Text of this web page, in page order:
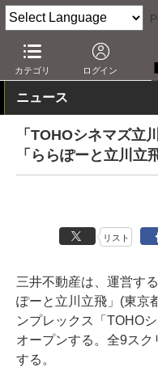
カテゴリ ログイン
AV Watch コンテンツ・サ
ニュース
「TOHOシネマズ立
「ららぽーと立川立
リスト
三井不動産は、運営す
ぽーと立川立飛」(東京
ンプレックス「TOHO
オープンする。全9ス
する。